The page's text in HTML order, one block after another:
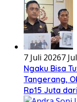
7 Juli 20267
Ngaku Bisa
Tangerang,
Rp15 Juta